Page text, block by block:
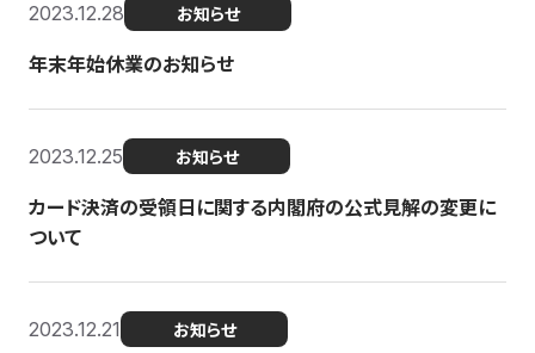
2023.12.28 お知らせ
年末年始休業のお知らせ
2023.12.25 お知らせ
カード決済の受領日に関する内閣府の公式見解の変更に
ついて
2023.12.21 お知らせ